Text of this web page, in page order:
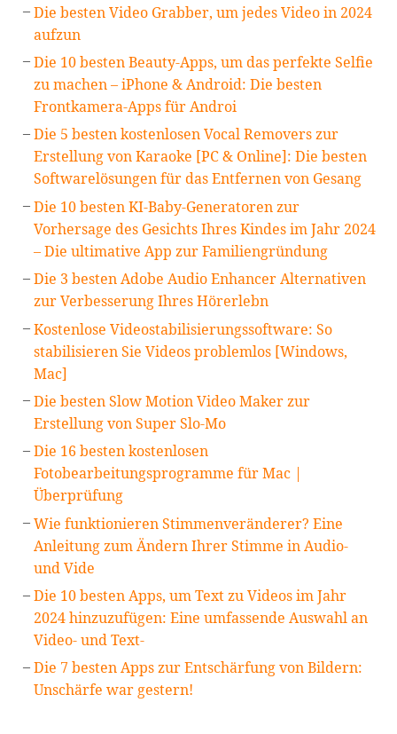
Die besten Video Grabber, um jedes Video in 2024
aufzun
Die 10 besten Beauty-Apps, um das perfekte Selfie
zu machen – iPhone & Android: Die besten
Frontkamera-Apps für Androi
Die 5 besten kostenlosen Vocal Removers zur
Erstellung von Karaoke [PC & Online]: Die besten
Softwarelösungen für das Entfernen von Gesang
Die 10 besten KI-Baby-Generatoren zur
Vorhersage des Gesichts Ihres Kindes im Jahr 2024
– Die ultimative App zur Familiengründung
Die 3 besten Adobe Audio Enhancer Alternativen
zur Verbesserung Ihres Hörerlebn
Kostenlose Videostabilisierungssoftware: So
stabilisieren Sie Videos problemlos [Windows,
Mac]
Die besten Slow Motion Video Maker zur
Erstellung von Super Slo-Mo
Die 16 besten kostenlosen
Fotobearbeitungsprogramme für Mac |
Überprüfung
Wie funktionieren Stimmenveränderer? Eine
Anleitung zum Ändern Ihrer Stimme in Audio-
und Vide
Die 10 besten Apps, um Text zu Videos im Jahr
2024 hinzuzufügen: Eine umfassende Auswahl an
Video- und Text-
Die 7 besten Apps zur Entschärfung von Bildern:
Unschärfe war gestern!